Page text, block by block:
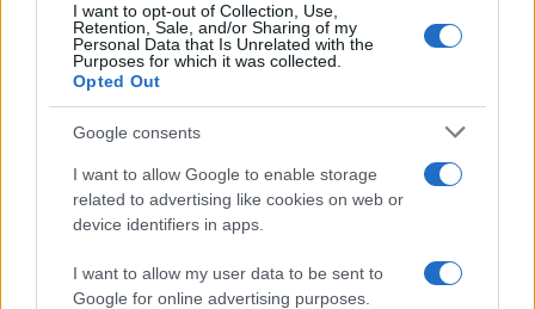
I want to opt-out of Collection, Use,
Retention, Sale, and/or Sharing of my
Personal Data that Is Unrelated with the
Purposes for which it was collected.
Opted Out
Google consents
I want to allow Google to enable storage
related to advertising like cookies on web or
device identifiers in apps.
I want to allow my user data to be sent to
Google for online advertising purposes.
Juliette Bernard · 4 Août 2026